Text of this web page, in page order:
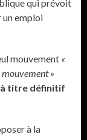
qui prévoit
un emploi
mouvement «
»
à titre définitif
à la